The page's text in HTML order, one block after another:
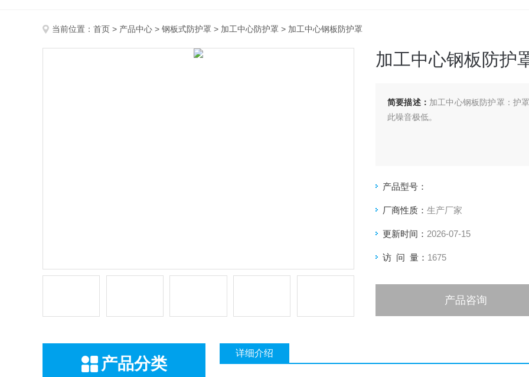
当前位置： 首页 > 产品中心 > 钢板式防护罩 > 加工中心防护罩 > 加工中心钢板防护罩
加工中心钢板防护
简要描述： 加工中心钢板防护罩：护
此噪音极低。
产品型号：
厂商性质： 生产厂家
更新时间： 2026-07-15
访 问 量： 1675
产品咨询
产品分类
详细介绍